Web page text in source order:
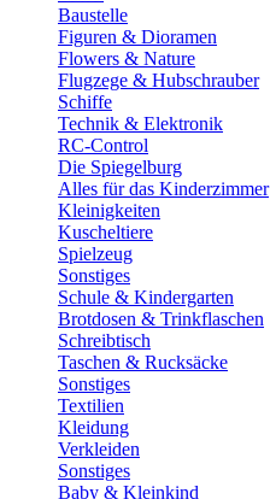
Baustelle
Figuren & Dioramen
Flowers & Nature
Flugzege & Hubschrauber
Schiffe
Technik & Elektronik
RC-Control
Die Spiegelburg
Alles für das Kinderzimmer
Kleinigkeiten
Kuscheltiere
Spielzeug
Sonstiges
Schule & Kindergarten
Brotdosen & Trinkflaschen
Schreibtisch
Taschen & Rucksäcke
Sonstiges
Textilien
Kleidung
Verkleiden
Sonstiges
Baby & Kleinkind